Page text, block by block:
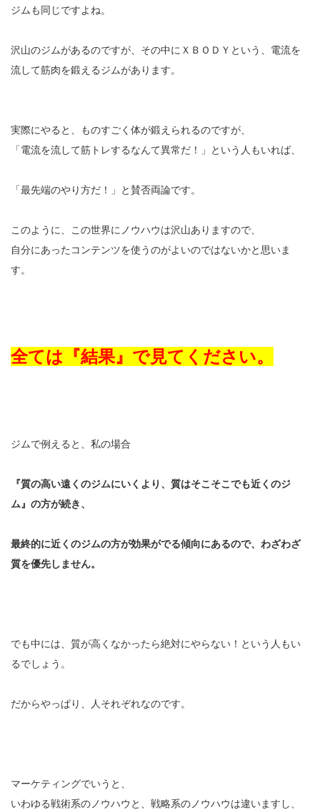
ジムも同じですよね。
沢山のジムがあるのですが、その中にＸＢＯＤＹという、電流を
流して筋肉を鍛えるジムがあります。
実際にやると、ものすごく体が鍛えられるのですが、
「電流を流して筋トレするなんて異常だ！」という人もいれば、
「最先端のやり方だ！」と賛否両論です。
このように、この世界にノウハウは沢山ありますので、
自分にあったコンテンツを使うのがよいのではないかと思いま
す。
全ては『結果』で見てください。
ジムで例えると、私の場合
『質の高い遠くのジムにいくより、質はそこそこでも近くのジ
ム』の方が続き、
最終的に近くのジムの方が効果がでる傾向にあるので、わざわざ
質を優先しません。
でも中には、質が高くなかったら絶対にやらない！という人もい
るでしょう。
だからやっぱり、人それぞれなのです。
マーケティングでいうと、
いわゆる戦術系のノウハウと、戦略系のノウハウは違いますし、